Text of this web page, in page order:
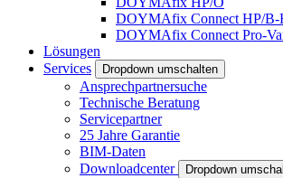
DOYMAfix Connect HP/B-
DOYMAfix Connect Pro-
Lösungen
Services
Dropdown umschalten
Ansprechpartnersuche
Technische Beratung
Servicepartner
25 Jahre Garantie
BIM-Daten
Downloadcenter
Dropdown